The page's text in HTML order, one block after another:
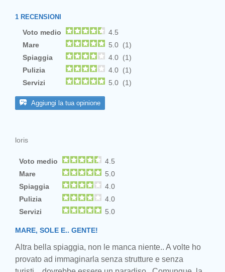
1 RECENSIONI
Voto medio
4.5
Mare
5.0 (1)
Spiaggia
4.0 (1)
Pulizia
4.0 (1)
Servizi
5.0 (1)
Aggiungi la tua opinione
loris
Voto medio
4.5
Mare
5.0
Spiaggia
4.0
Pulizia
4.0
Servizi
5.0
MARE, SOLE E.. GENTE!
Altra bella spiaggia, non le manca niente.. A volte ho
provato ad immaginarla senza strutture e senza